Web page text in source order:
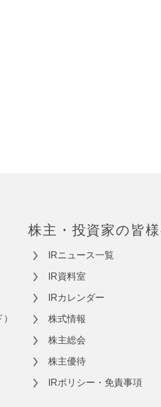
株主・投資家の皆
IRニュース一覧
IR資料室
IRカレンダー
株式情報
株主総会
株主優待
IRポリシー・免責事項